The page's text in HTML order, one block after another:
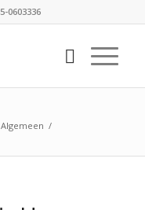
0603336
Algemeen /